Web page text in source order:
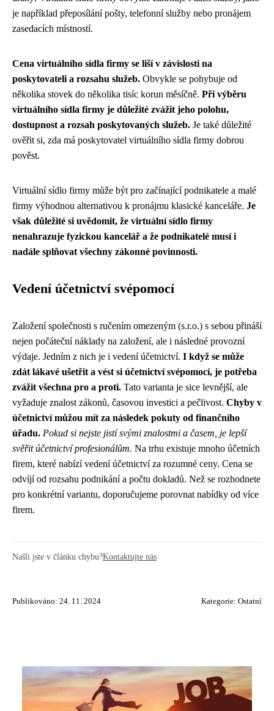
je například přeposílání pošty, telefonní služby nebo pronájem
zasedacích místností.
Cena virtuálního sídla firmy se liší v závislosti na
poskytovateli a rozsahu služeb. Obvykle se pohybuje od
několika stovek do několika tisíc korun měsíčně. Při výběru
virtuálního sídla firmy je důležité zvážit jeho polohu,
dostupnost a rozsah poskytovaných služeb. Je také důležité
ověřit si, zda má poskytovatel virtuálního sídla firmy dobrou
pověst.
Virtuální sídlo firmy může být pro začínající podnikatele a malé
firmy výhodnou alternativou k pronájmu klasické kanceláře. Je
však důležité si uvědomit, že virtuální sídlo firmy
nenahrazuje fyzickou kancelář a že podnikatelé musí i
nadále splňovat všechny zákonné povinnosti.
Vedení účetnictví svépomocí
Založení společnosti s ručením omezeným (s.r.o.) s sebou přináší
nejen počáteční náklady na založení, ale i následné provozní
výdaje. Jedním z nich je i vedení účetnictví. I když se může
zdát lákavé ušetřit a vést si účetnictví svépomocí, je potřeba
zvážit všechna pro a proti. Tato varianta je sice levnější, ale
vyžaduje znalost zákonů, časovou investici a pečlivost. Chyby v
účetnictví můžou mít za následek pokuty od finančního
úřadu. Pokud si nejste jistí svými znalostmi a časem, je lepší
svěřit účetnictví profesionálům. Na trhu existuje mnoho účetních
firem, které nabízí vedení účetnictví za rozumné ceny. Cena se
odvíjí od rozsahu podnikání a počtu dokladů. Než se rozhodnete
pro konkrétní variantu, doporučujeme porovnat nabídky od více
firem.
Našli jste v článku chybu?Kontaktujte nás
Publikováno: 24. 11. 2024 Kategorie: Ostatní